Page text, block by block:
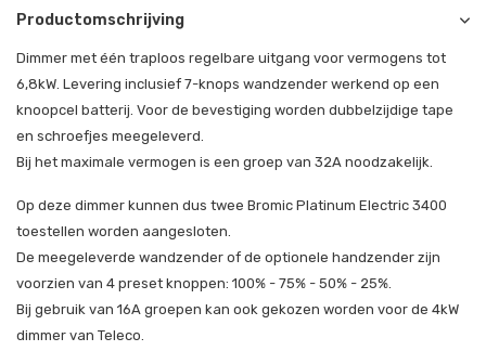
Productomschrijving
Dimmer met één traploos regelbare uitgang voor vermogens tot
6,8kW. Levering inclusief 7-knops wandzender werkend op een
knoopcel batterij. Voor de bevestiging worden dubbelzijdige tape
en schroefjes meegeleverd.
Bij het maximale vermogen is een groep van 32A noodzakelijk.
Op deze dimmer kunnen dus twee Bromic Platinum Electric 3400
toestellen worden aangesloten.
De meegeleverde wandzender of de optionele handzender zijn
voorzien van 4 preset knoppen: 100% - 75% - 50% - 25%.
Bij gebruik van 16A groepen kan ook gekozen worden voor de 4kW
dimmer van Teleco.